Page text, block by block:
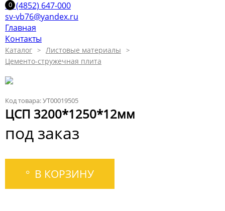
+7 (4852) 647-000
sv-vb76@yandex.ru
Главная
Контакты
Каталог
Листовые материалы
Цементо-стружечная плита
Код товара: УТ00019505
ЦСП 3200*1250*12мм
под заказ
В КОРЗИНУ